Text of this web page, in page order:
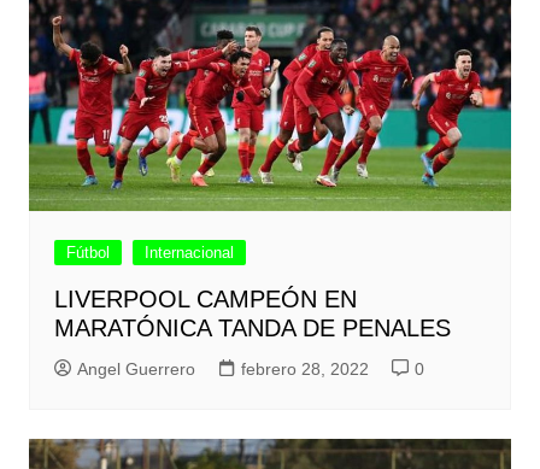
Fútbol Internacional
LIVERPOOL CAMPEÓN EN
MARATÓNICA TANDA DE PENALES
Angel Guerrero febrero 28, 2022 0